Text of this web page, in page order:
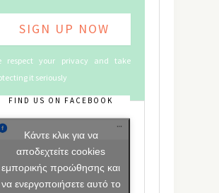
respect your privacy and take
it seriously
FIND US ON FACEBOOK
Κάντε κλικ για να
αποδεχτείτε cookies
εμπορικής προώθησης και
να ενεργοποιήσετε αυτό το